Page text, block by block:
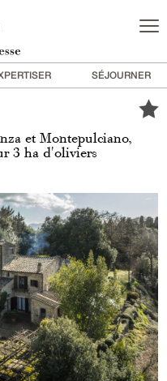
SÉJOURNER
et Montepulciano,
3 ha d'oliviers